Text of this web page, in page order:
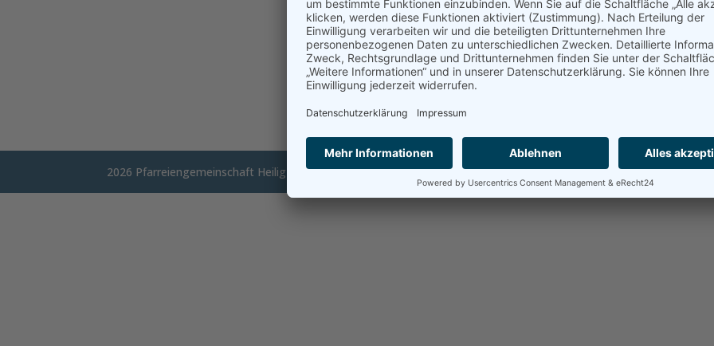
Ort:
Pfarrzentrum Heilig Geist
2026 Pfarreiengemeinschaft Heilig Geist und Zwölf Apostel |Impressum|Datenschutzerklärung